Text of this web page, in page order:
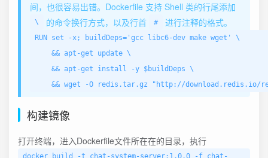
间，也很容易出错。Dockerfile 支持 Shell 类的行尾添加
\ 的命令换行方式，以及行首 # 进行注释的格式。
RUN set -x; buildDeps='gcc libc6-dev make wget' \
    && apt-get update \
    && apt-get install -y $buildDeps \
构建镜像
打开终端，进入Dockerfile文件所在在的目录，执行
docker build -t chat-system-server:1.0.0 -f chat-